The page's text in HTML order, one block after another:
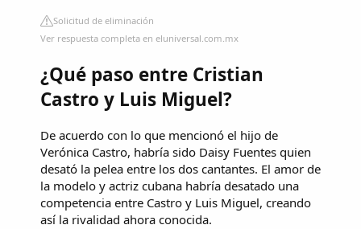
Solicitud de eliminación
Ver respuesta completa en eluniversal.com.mx
¿Qué paso entre Cristian
Castro y Luis Miguel?
De acuerdo con lo que mencionó el hijo de
Verónica Castro, habría sido Daisy Fuentes quien
desató la pelea entre los dos cantantes. El amor de
la modelo y actriz cubana habría desatado una
competencia entre Castro y Luis Miguel, creando
así la rivalidad ahora conocida.